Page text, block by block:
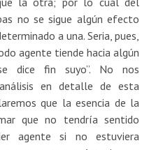
no se sigue algún efecto
a una. Seria, pues,
agente tiende hacia algún
dice fin suyo”. No nos
en detalle de esta
que la esencia de la
que no tendría sentido
agente si no estuviera